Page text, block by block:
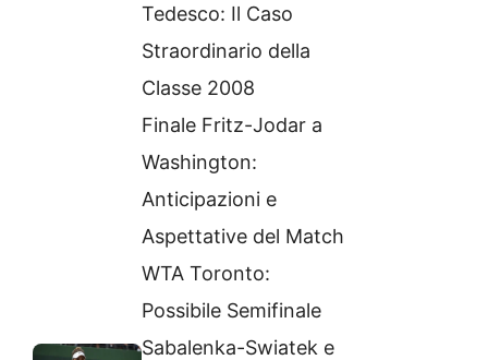
Tedesco: Il Caso
Straordinario della
Classe 2008
Finale Fritz-Jodar a
Washington:
Anticipazioni e
Aspettative del Match
WTA Toronto:
Possibile Semifinale
Sabalenka-Swiatek e